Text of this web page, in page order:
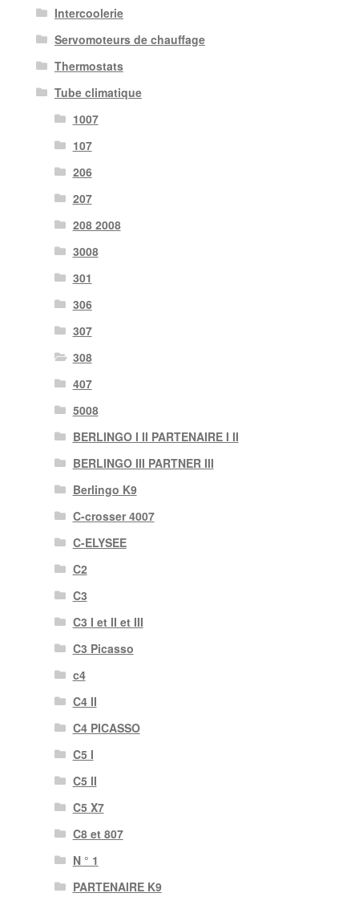
Intercoolerie
Servomoteurs de chauffage
Thermostats
Tube climatique
1007
107
206
207
208 2008
3008
301
306
307
308
407
5008
BERLINGO I II PARTENAIRE I II
BERLINGO III PARTNER III
Berlingo K9
C-crosser 4007
C-ELYSEE
C2
C3
C3 I et II et III
C3 Picasso
c4
C4 II
C4 PICASSO
C5 I
C5 II
C5 X7
C8 et 807
N ° 1
PARTENAIRE K9